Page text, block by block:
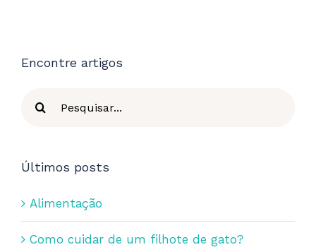
Encontre artigos
Últimos posts
Alimentação
Como cuidar de um filhote de gato?